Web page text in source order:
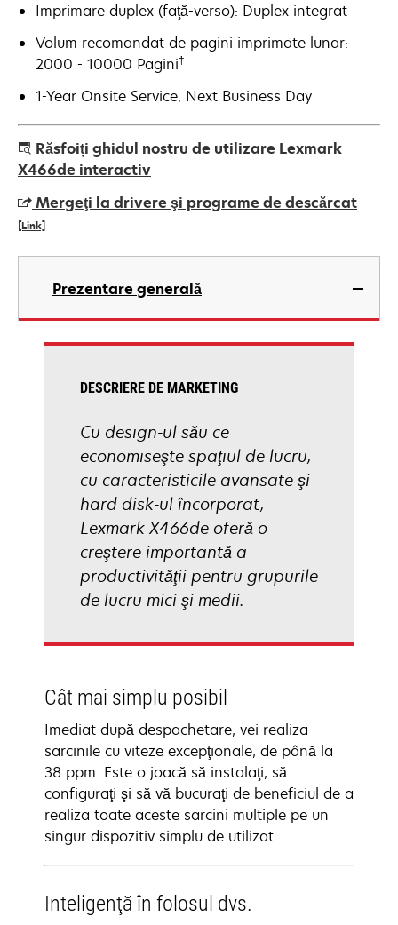
Imprimare duplex (faţă-verso): Duplex integrat
Volum recomandat de pagini imprimate lunar:
2000 - 10000 Pagini†
1-Year Onsite Service, Next Business Day
Răsfoiți ghidul nostru de utilizare Lexmark
X466de interactiv
Mergeţi la drivere şi programe de descărcat
[Link]
opens
new
Prezentare generală
DESCRIERE DE MARKETING
Cu design-ul său ce
economiseşte spaţiul de lucru,
cu caracteristicile avansate şi
hard disk-ul încorporat,
Lexmark X466de oferă o
creştere importantă a
productivităţii pentru grupurile
de lucru mici şi medii.
Cât mai simplu posibil
Imediat după despachetare, vei realiza
sarcinile cu viteze excepţionale, de până la
38 ppm. Este o joacă să instalaţi, să
configuraţi şi să vă bucuraţi de beneficiul de a
realiza toate aceste sarcini multiple pe un
singur dispozitiv simplu de utilizat.
Inteligenţă în folosul dvs.